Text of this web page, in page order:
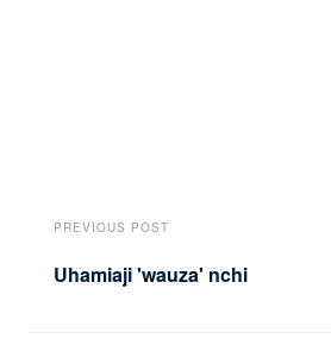
PREVIOUS POST
Uhamiaji 'wauza' nchi